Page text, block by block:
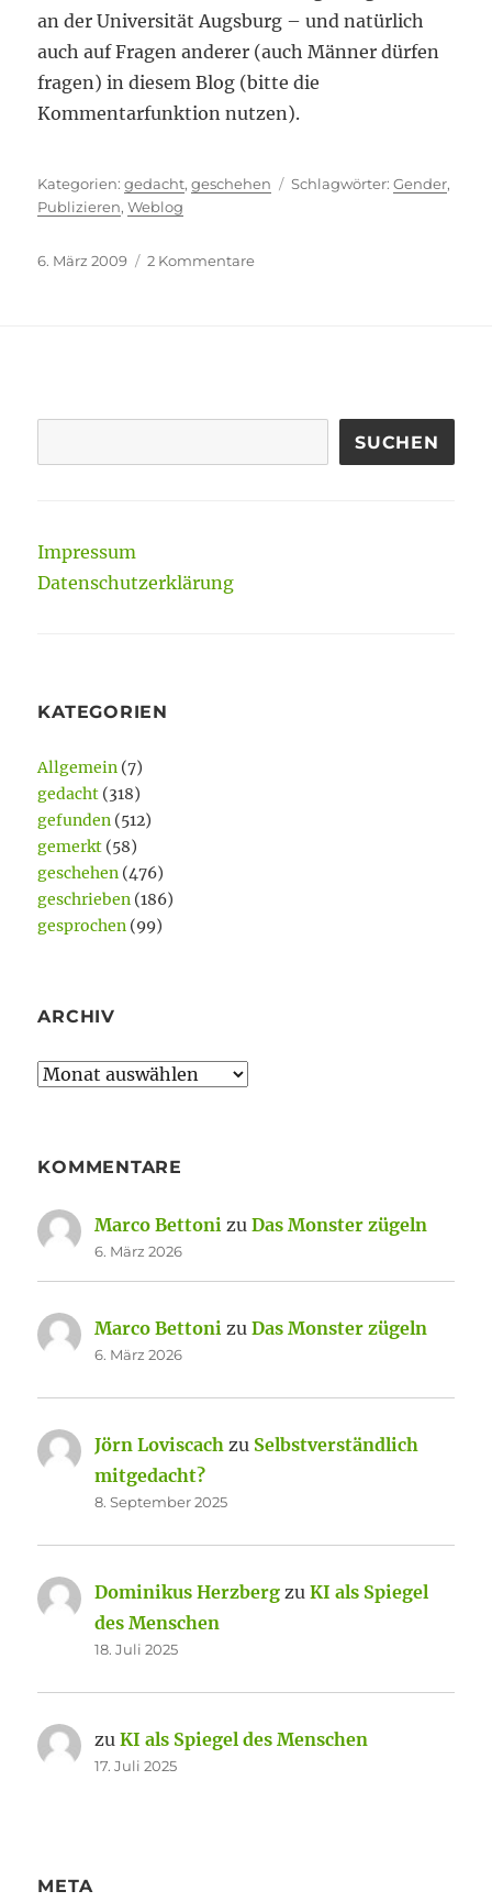
an der Universität Augsburg – und natürlich
auch auf Fragen anderer (auch Männer dürfen
fragen) in diesem Blog (bitte die
Kommentarfunktion nutzen).
Kategorien
gedacht,geschehen Schlagwörter
Gender,
Publizieren,Weblog
Veröffentlicht
6. März 2009 2 Kommentarezu
SUCHEN
Impressum
Datenschutzerklärung
KATEGORIEN
Allgemein (7)
gedacht (318)
gefunden (512)
gemerkt (58)
geschehen (476)
geschrieben (186)
gesprochen (99)
ARCHIV
Archiv
KOMMENTARE
Marco Bettoni zuDas Monster zügeln
6. März 2026
Marco Bettoni zuDas Monster zügeln
6. März 2026
Jörn Loviscach zu Selbstverständlich
mitgedacht?
8. September 2025
Dominikus Herzberg zuKI als Spiegel
des Menschen
18. Juli 2025
zuKI als Spiegel des Menschen
17. Juli 2025
META